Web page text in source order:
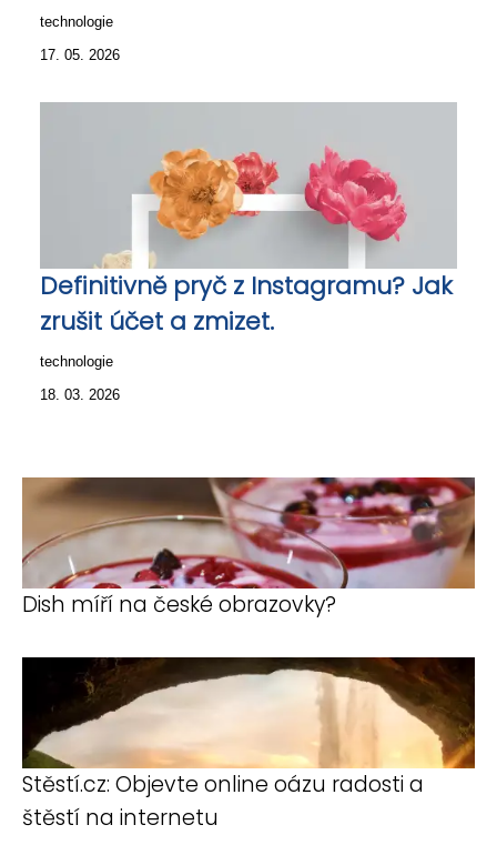
technologie
17. 05. 2026
Definitivně pryč z Instagramu? Jak
zrušit účet a zmizet.
technologie
18. 03. 2026
Dish míří na české obrazovky?
Stěstí.cz: Objevte online oázu radosti a
štěstí na internetu